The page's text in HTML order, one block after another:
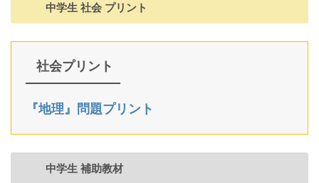
中学生 社会 プリント
社会プリント
『地理』問題プリント
中学生 補助教材